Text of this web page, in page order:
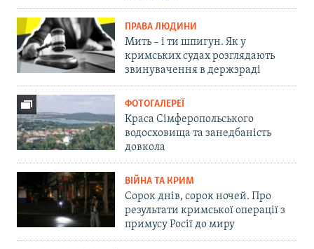
ПРАВА ЛЮДИНИ
Мить – і ти шпигун. Як у
кримських судах розглядають
звинувачення в держзраді
ФОТОГАЛЕРЕЇ
Краса Сімферопольського
водосховища та занедбаність
довкола
ВІЙНА ТА КРИМ
Сорок днів, сорок ночей. Про
результати кримської операції з
примусу Росії до миру